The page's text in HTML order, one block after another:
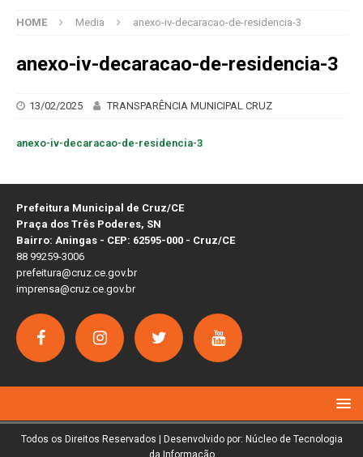
HOME Media anexo-iv-decaracao-de-residencia-3
anexo-iv-decaracao-de-residencia-3
13/02/2025 TRANSPARÊNCIA MUNICIPAL CRUZ
anexo-iv-decaracao-de-residencia-3
Prefeitura Municipal de Cruz/CE
Praça dos Três Poderes, SN
Bairro: Aningas - CEP: 62595-000 - Cruz/CE
88 99259-3006
prefeitura@cruz.ce.gov.br
imprensa@cruz.ce.gov.br
Todos os Direitos Reservados | Desenvolvido por: Núcleo de Tecnologia
da Informação